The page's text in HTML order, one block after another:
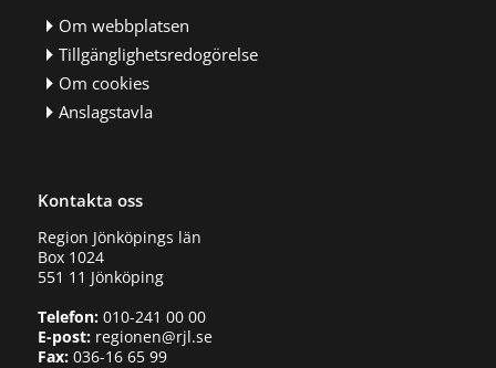
Om webbplatsen
Tillgänglighetsredogörelse
Om cookies
Anslagstavla
Kontakta oss
Region Jönköpings län
Box 1024
551 11 Jönköping
Telefon:010-241 00 00
E-post:regionen@rjl.se
Fax: 036-16 65 99